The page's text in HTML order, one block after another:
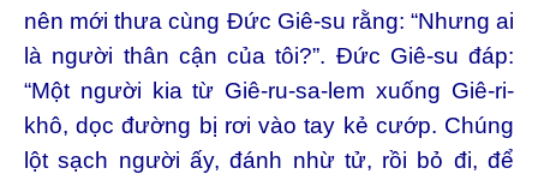
nên mới thưa cùng Đức Giê-su rằng: “Nhưng ai
là người thân cận của tôi?”. Đức Giê-su đáp:
“Một người kia từ Giê-ru-sa-lem xuống Giê-ri-
khô, dọc đường bị rơi vào tay kẻ cướp. Chúng
lột sạch người ấy, đánh nhừ tử, rồi bỏ đi, để